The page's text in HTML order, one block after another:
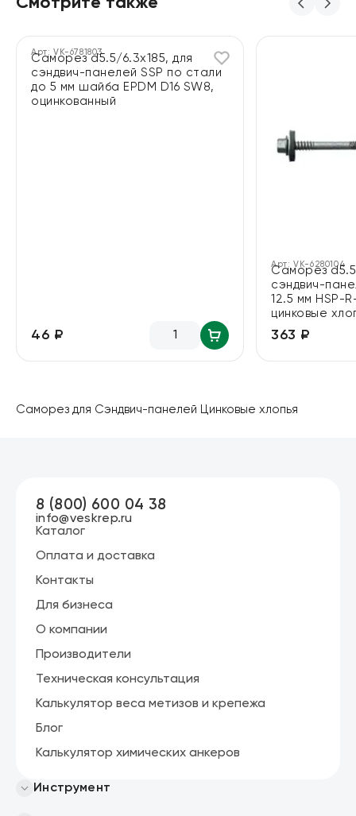
Арт: VK-6781803
Саморез d5.5/6.3x185, для
сэндвич-панелей SSP по стали
до 5 мм шайба EPDM D16 SW8,
оцинкованный
46 ₽
Арт:VK-6280104
Саморез
сэндвич-
12.5 мм HSP-
цинковые
363 ₽
Саморез для Сэндвич-панелей Цинковые хлопья
Инструмент
Каталог
Оплата и доставка
Контакты
Для бизнеса
О компании
Производители
Техническая консультация
Калькулятор веса метизов и крепежа
Блог
Калькулятор химических анкеров
8 (800) 600 04 38
info@veskrep.ru